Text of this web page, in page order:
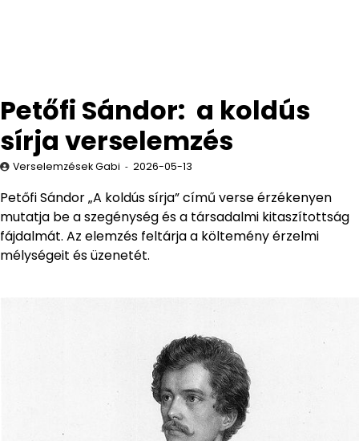
Petőfi Sándor: a koldús
sírja verselemzés
Verselemzések Gabi 2026-05-13
Petőfi Sándor „A koldús sírja” című verse érzékenyen
mutatja be a szegénység és a társadalmi kitaszítottság
fájdalmát. Az elemzés feltárja a költemény érzelmi
mélységeit és üzenetét.